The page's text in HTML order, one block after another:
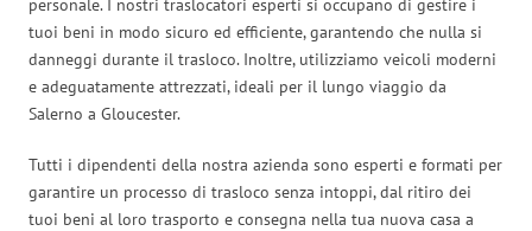
personale. I nostri traslocatori esperti si occupano di gestire i
tuoi beni in modo sicuro ed efficiente, garantendo che nulla si
danneggi durante il trasloco. Inoltre, utilizziamo veicoli moderni
e adeguatamente attrezzati, ideali per il lungo viaggio da
Salerno a Gloucester.
Tutti i dipendenti della nostra azienda sono esperti e formati per
garantire un processo di trasloco senza intoppi, dal ritiro dei
tuoi beni al loro trasporto e consegna nella tua nuova casa a